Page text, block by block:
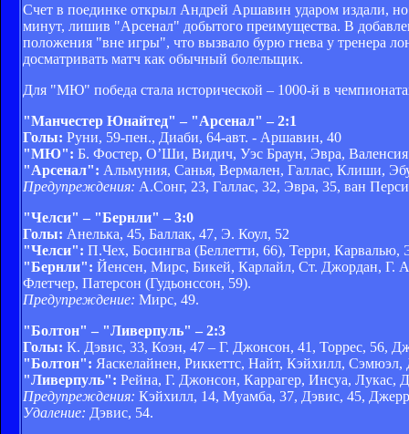
Счет в поединке открыл Андрей Аршавин ударом издали,
минут, лишив "Арсенал" добытого преимущества. В
положения "вне игры", что вызвало бурю гнева у тренера
досматривать матч как обычный болельщик.
Для "МЮ" победа стала исторической – 1000-й в
"Манчестер Юнайтед" – "Арсенал" – 2:1
Голы: Руни, 59-пен., Диаби, 64-авт. - Аршавин, 40
"МЮ": Б. Фостер, О’Ши, Видич, Уэс Браун, Эвра,
"Арсенал": Альмуния, Санья, Вермален, Галлас, Клиши,
Предупреждения: А.Сонг, 23, Галлас, 32, Эвра, 35, ван
"Челси" – "Бернли" – 3:0
Голы: Анелька, 45, Баллак, 47, Э. Коул, 52
"Челси": П.Чех, Босингва (Беллетти, 66), Терри,
"Бернли": Йенсен, Мирс, Бикей, Карлайл, Ст. Джордан, Г.
Флетчер, Патерсон (Гудьонссон, 59).
Предупреждение: Мирс, 49.
"Болтон" – "Ливерпуль" – 2:3
Голы: К. Дэвис, 33, Коэн, 47 – Г. Джонсон, 41, Торрес, 56,
"Болтон": Яаскелайнен, Риккеттс, Найт, Кэйхилл,
"Ливерпуль": Рейна, Г. Джонсон, Каррагер, Инсуа, Лукас,
Предупреждения: Кэйхилл, 14, Муамба, 37, Дэвис, 45,
Удаление: Дэвис, 54.